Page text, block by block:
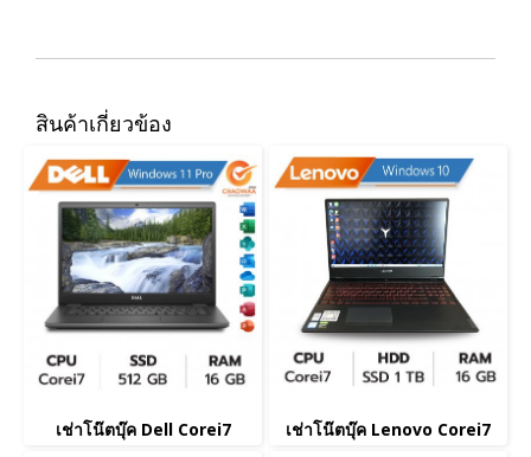
สินค้าเกี่ยวข้อง
เช่าโน๊ตบุ๊ค Dell Corei7 เช่าโน๊ตบุ๊ค Lenovo Corei7